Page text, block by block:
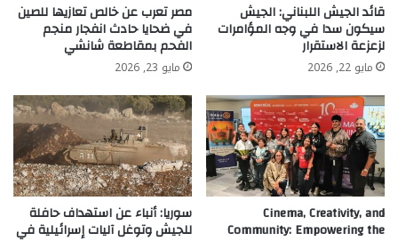
قائد الجيش اللبناني: الجيش
سيكون سدا في وجه المؤامرات
لزعزعة الاستقرار
مايو 22, 2026
مصر تعرب عن خالص تعازيها للصين
في ضحايا حادث انفجار منجم
الفحم بمقاطعة شانشي
مايو 23, 2026
Cinema, Creativity, and
Community: Empowering the
سوريا: أنباء عن استهداف حافلة
للجيش وتوغل آليات إسرائيلية في